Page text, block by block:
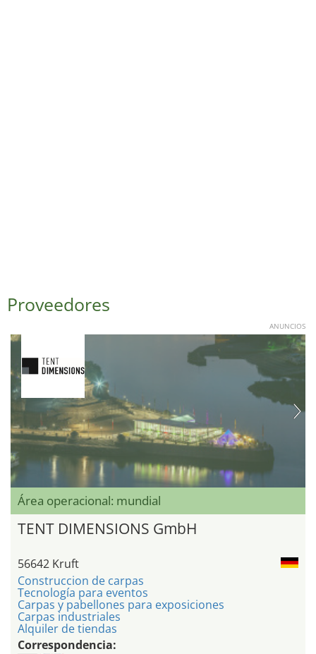
Proveedores
ANUNCIOS
Área operacional: mundial
TENT DIMENSIONS GmbH
56642 Kruft
Construccion de carpas
Tecnología para eventos
Carpas y pabellones para exposiciones
Carpas industriales
Alquiler de tiendas
Correspondencia: